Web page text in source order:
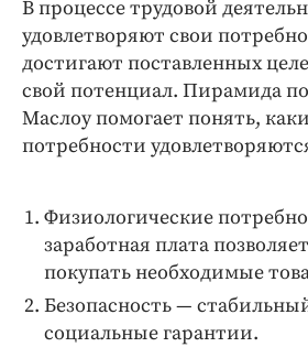
Издания
Медиаперсона
Интересное чтиво
Клиника года
Бренд года
В процессе трудовой
удовлетворяют свои
достигают поставленных
свой потенциал. Пирамида
Маслоу помогает понять,
потребности
Физиологические
заработная плата
покупать необходимые
Безопасность —
социальные гарантии.